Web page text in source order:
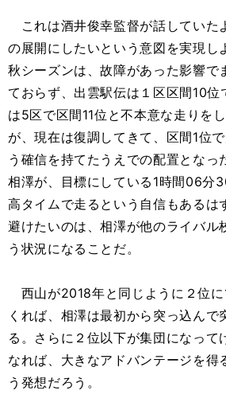
これは酒井俊幸監督が話していた
の展開にしたいという意図を実現し
秋シーズンは、故障があった影響で
ておらず、出雲駅伝は１区区間10位
は5区で区間11位と不本意な走りを
が、現在は復調してきて、区間1位
う確信を持てたうえでの配置となっ
相澤が、目標にしている1時間06分
高タイムで走るという自信もあるは
避けたいのは、相澤が他のライバル
う状況になることだ。
西山が2018年と同じように２位に
くれば、相澤は最初から突っ込んで
る。さらに２位以下が集団になって
なれば、大きなアドバンテージを得
う発想だろう。